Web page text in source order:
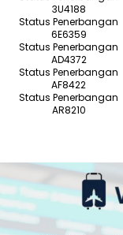
3U4188
Status Penerbangan
6E6359
Status Penerbangan
AD4372
Status Penerbangan
AF8422
Status Penerbangan
AR8210